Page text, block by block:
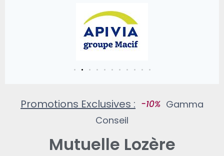
Promotions Exclusives : 2 mo
Gamma
Conseil
Mutuelle Lozère